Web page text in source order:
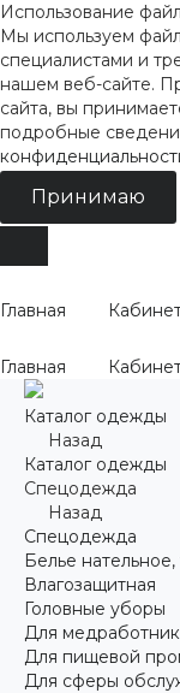
Использование
Мы используем
специалистами и
нашем веб-сайте.
сайта, вы
подробные
Принимаю
Главная
Главная
Каталог одежды
Назад
Каталог одежды
Спецодежда
Назад
Спецодежда
Белье
Влагозащитная
Головные уборы
Для
Для пищевой
Для сферы